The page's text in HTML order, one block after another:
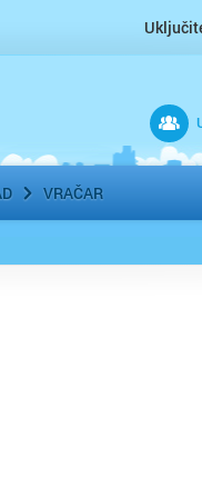
VRAČAR